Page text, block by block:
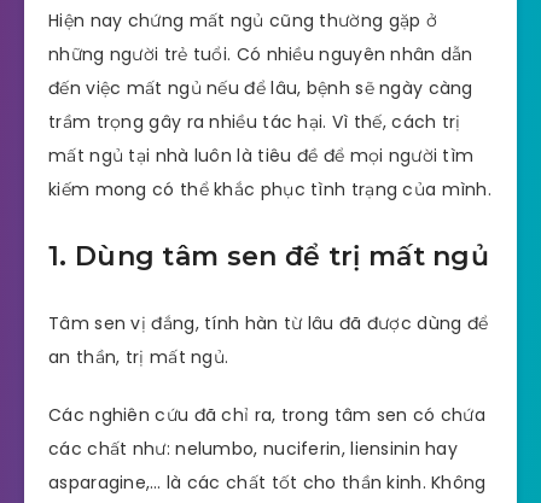
Hiện nay chứng mất ngủ cũng thường gặp ở
những người trẻ tuổi. Có nhiều nguyên nhân dẫn
đến việc mất ngủ nếu để lâu, bệnh sẽ ngày càng
trầm trọng gây ra nhiều tác hại. Vì thế, cách trị
mất ngủ tại nhà luôn là tiêu đề để mọi người tìm
kiếm mong có thể khắc phục tình trạng của mình.
1. Dùng tâm sen để trị mất ngủ
Tâm sen vị đắng, tính hàn từ lâu đã được dùng để
an thần, trị mất ngủ.
Các nghiên cứu đã chỉ ra, trong tâm sen có chứa
các chất như: nelumbo, nuciferin, liensinin hay
asparagine,… là các chất tốt cho thần kinh. Không